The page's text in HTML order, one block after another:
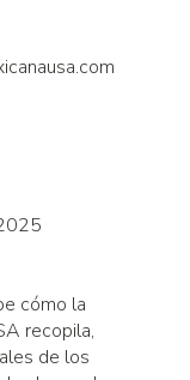
cómo la
recopila,
de los